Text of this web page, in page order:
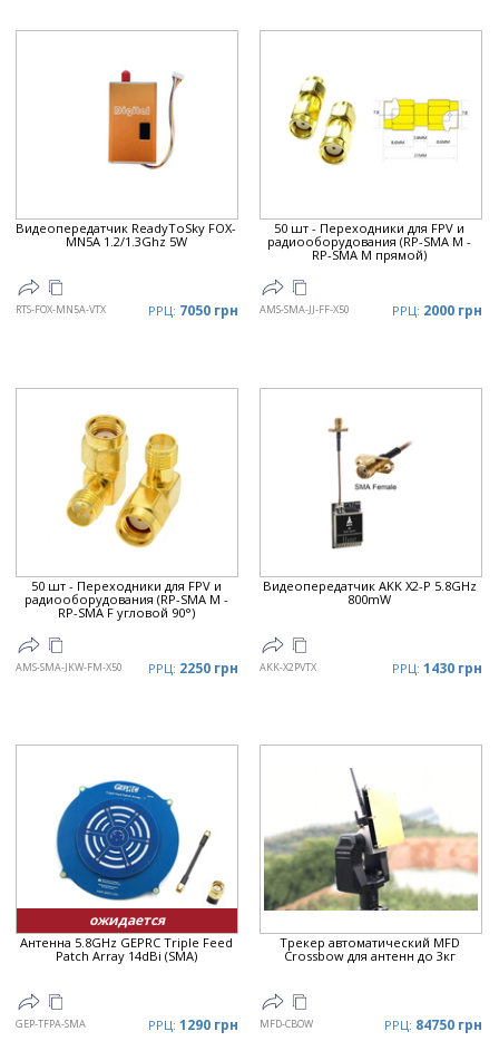
Видеопередатчик ReadyToSky FOX-
MN5A 1.2/1.3Ghz 5W
RTS-FOX-MN5A-VTX РРЦ: 7050 грн
50 шт - Переходники для FPV и
радиооборудования (RP-SMA M -
RP-SMA M прямой)
AMS-SMA-JJ-FF-X50 РРЦ: 2000 грн
50 шт - Переходники для FPV и
радиооборудования (RP-SMA M -
RP-SMA F угловой 90°)
AMS-SMA-JKW-FM-X50 РРЦ: 2250 грн
Видеопередатчик AKK X2-P 5.8GHz
800mW
AKK-X2PVTX РРЦ: 1430 грн
ожидается
Антенна 5.8GHz GEPRC Triple Feed
Patch Array 14dBi (SMA)
GEP-TFPA-SMA РРЦ: 1290 грн
Трекер автоматический MFD
Crossbow для антенн до 3кг
MFD-CBOW РРЦ: 84750 грн